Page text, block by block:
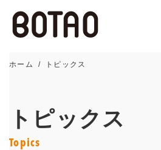
ホーム トピックス
トピックス
Topics